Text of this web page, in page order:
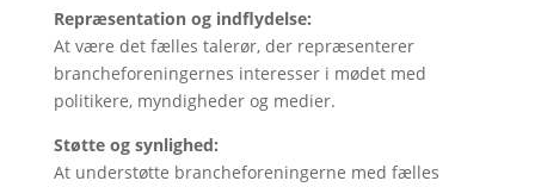
Repræsentation og indflydelse:
At være det fælles talerør, der repræsenterer
brancheforeningernes interesser i mødet med
politikere, myndigheder og medier.
Støtte og synlighed:
At understøtte brancheforeningerne med fælles